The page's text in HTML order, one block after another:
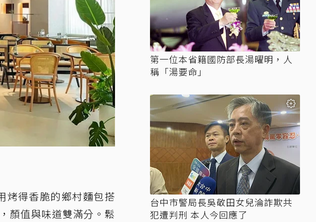
烤得香脆的鄉村麵包搭
顏值與味道雙滿分。鬆
第一位本省籍國防部長湯曜明，人
稱「湯要命」
台中市警局長吳敬田女兒淪詐欺共
犯遭判刑 本人今回應了